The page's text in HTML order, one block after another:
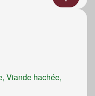
Viande hachée,